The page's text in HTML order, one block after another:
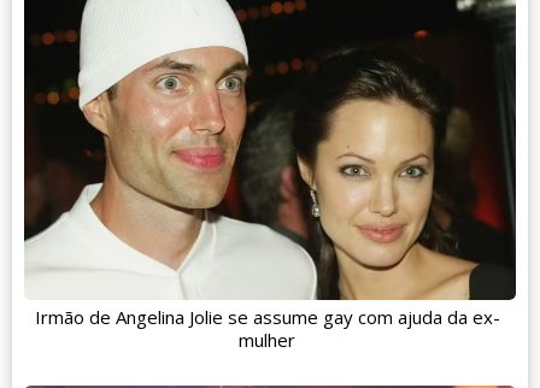
Irmão de Angelina Jolie se assume gay com ajuda da ex-
mulher